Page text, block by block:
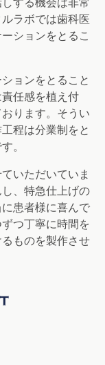
ラボでは歯科医
ションをとるこ
ョンをとること
任感を植え付
ります。そうい
程は分業制をと
。
いただいていま
、特急仕上げの
患者様に喜んで
つ丁寧に時間を
ものを製作させ